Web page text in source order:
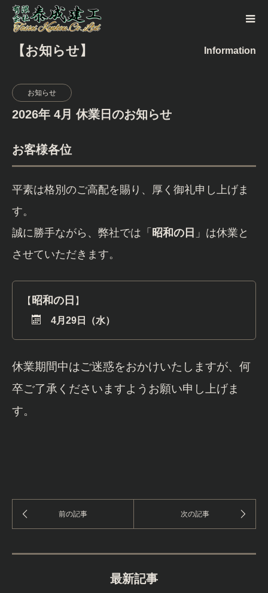
【お知らせ】 Information
お知らせ
2026年 4月 休業日のお知らせ
お客様各位
平素は格別のご高配を賜り、厚く御礼申し上げま
す。
誠に勝手ながら、弊社では「 昭和の日 」は休業と
させていただきます。
【 昭和の日 】
4月29日（水）
休業期間中はご迷惑をおかけいたしますが、何
卒ご了承くださいますようお願い申し上げま
す。
最新記事